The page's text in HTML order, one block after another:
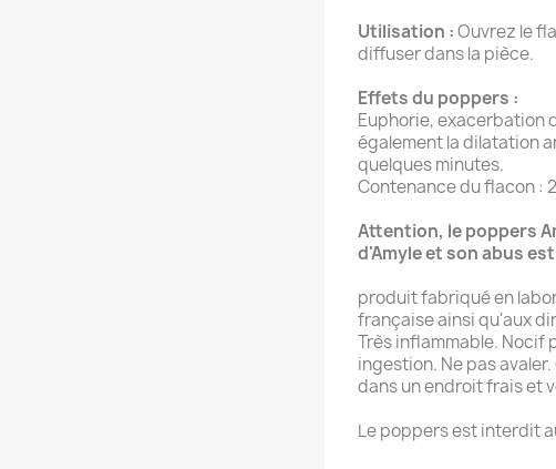
Utilisation :Ouvrez le
diffuser dans la pièce.
Effets du poppers :
Euphorie, exacerbation
également la dilatation
quelques minutes.
Contenance du flacon :
Attention, le poppers
d'Amyle et son abus
produit fabriqué en
française ainsi qu'aux
Très inflammable. Nocif
ingestion. Ne pas
dans un endroit frais et
Le poppers est interdit